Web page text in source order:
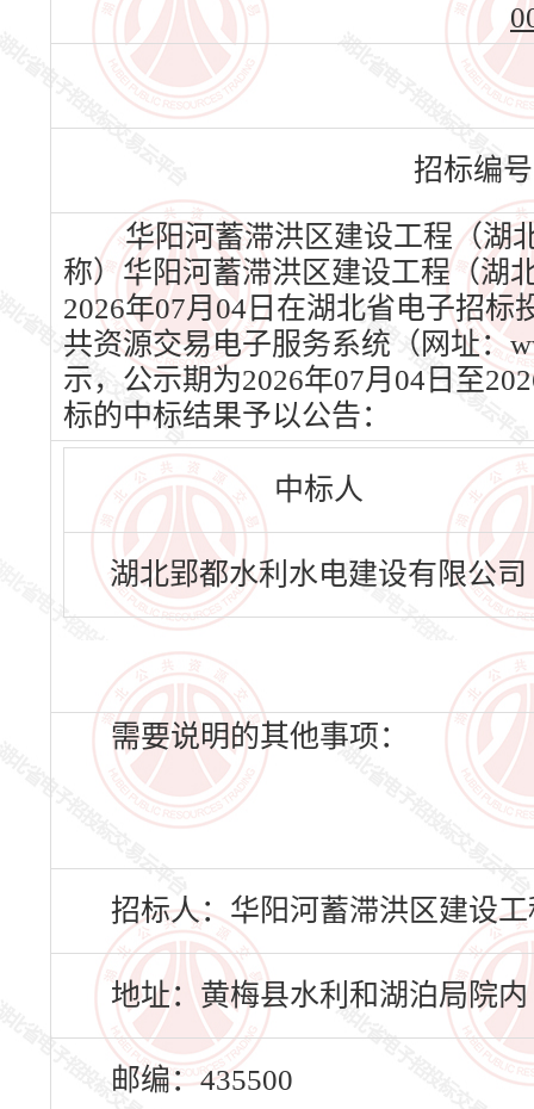
招标编
华阳河蓄滞洪区建设工程（湖
称）华阳河蓄滞洪区建设工程（湖
2026年07月04日在湖北省电子招标
共资源交易电子服务系统（网址：
示，公示期为2026年07月04日至
标的中标结果予以公告：
中标人
湖北郢都水利水电建设有限公司
需要说明的其他事项：
招标人：华阳河蓄滞洪区建设
地址：黄梅县水利和湖泊局院内
邮编：435500